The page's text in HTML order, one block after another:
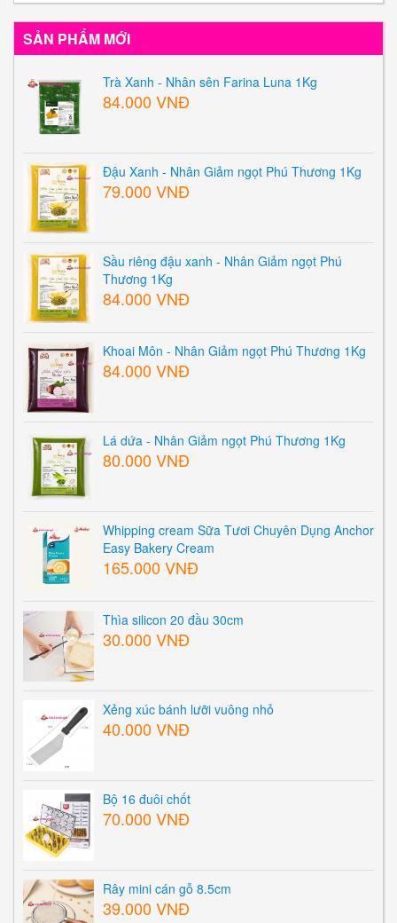
SẢN PHẨM MỚI
Trà Xanh - Nhân sên Farina Luna 1Kg
84.000 VNĐ
Đậu Xanh - Nhân Giảm ngọt Phú Thương 1Kg
79.000 VNĐ
Sầu riêng đậu xanh - Nhân Giảm ngọt Phú
Thương 1Kg
84.000 VNĐ
Khoai Môn - Nhân Giảm ngọt Phú Thương 1Kg
84.000 VNĐ
Lá dứa - Nhân Giảm ngọt Phú Thương 1Kg
80.000 VNĐ
Whipping cream Sữa Tươi Chuyên Dụng Anchor
Easy Bakery Cream
165.000 VNĐ
Thìa silicon 20 đầu 30cm
30.000 VNĐ
Xẻng xúc bánh lưỡi vuông nhỏ
40.000 VNĐ
Bộ 16 đuôi chốt
70.000 VNĐ
Rây mini cán gỗ 8.5cm
39.000 VNĐ